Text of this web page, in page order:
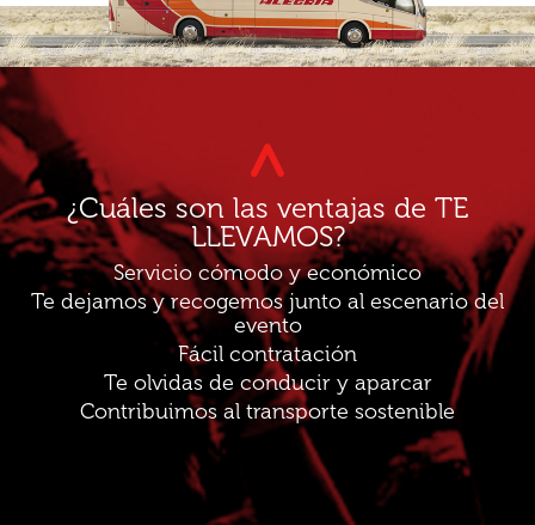
¿Cuáles son las ventajas de TE
LLEVAMOS?
Servicio cómodo y económico
Te dejamos y recogemos junto al escenario del
evento
Fácil contratación
Te olvidas de conducir y aparcar
Contribuimos al transporte sostenible